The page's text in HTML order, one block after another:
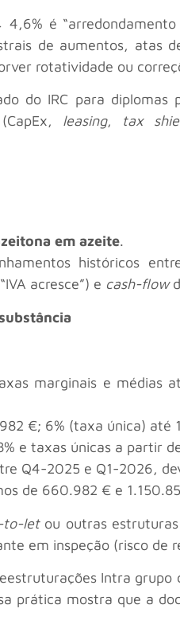
é
de aumentos, atas
rotatividade ou
do IRC para diplomas
leasing, tax
em azeite.
históricos
acresce”) e cash-flow
marginais e médias
€; 6% (taxa única) até
e taxas únicas a partir
Q4-2025 e Q1-2026,
de 660.982 € e
to-letou outras
em inspeção (risco de
Intra grupo
prática mostra que a